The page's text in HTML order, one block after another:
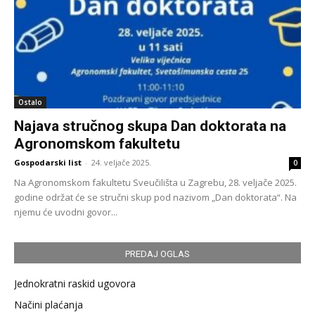
Ostalo
Najava stručnog skupa Dan doktorata na
Agronomskom fakultetu
Gospodarski list - 24. veljače 2025. 0
Na Agronomskom fakultetu Sveučilišta u Zagrebu, 28. veljače 2025.
godine održat će se stručni skup pod nazivom „Dan doktorata“. Na
njemu će uvodni govor...
PREDAJ OGLAS
Jednokratni raskid ugovora
Načini plaćanja